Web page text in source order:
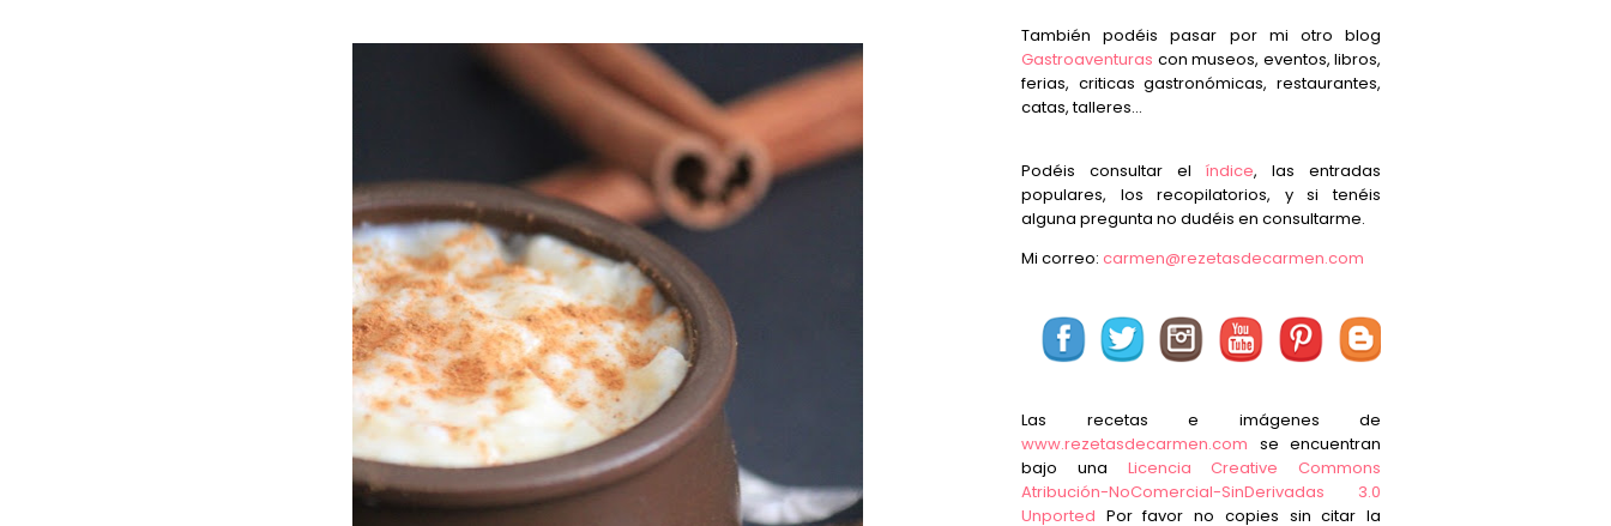
También podéis pasar por mi otro blog
Gastroaventuras con museos, eventos, libros,
ferias, criticas gastronómicas, restaurantes,
catas, talleres...
Podéis consultar el índice, las entradas
populares, los recopilatorios, y si tenéis
alguna pregunta no dudéis en consultarme.
Mi correo: carmen@rezetasdecarmen.com
Las recetas e imágenes de
www.rezetasdecarmen.com se encuentran
bajo una Licencia Creative Commons
Atribución-NoComercial-SinDerivadas 3.0
Unported Por favor no copies sin citar la